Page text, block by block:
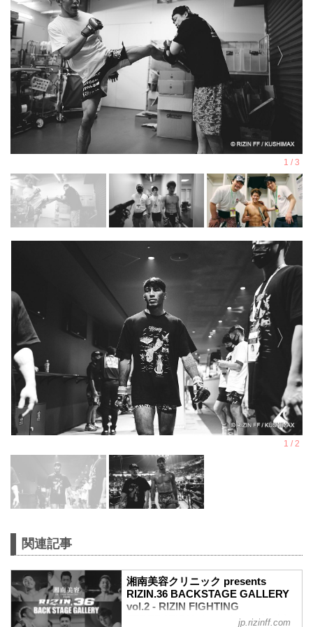
関連記事
湘南美容クリニック presents
RIZIN.36 BACKSTAGE GALLERY
vol.2 - RIZIN FIGHTING
FEDERATION オフィシャルサイト
jp.rizinff.com